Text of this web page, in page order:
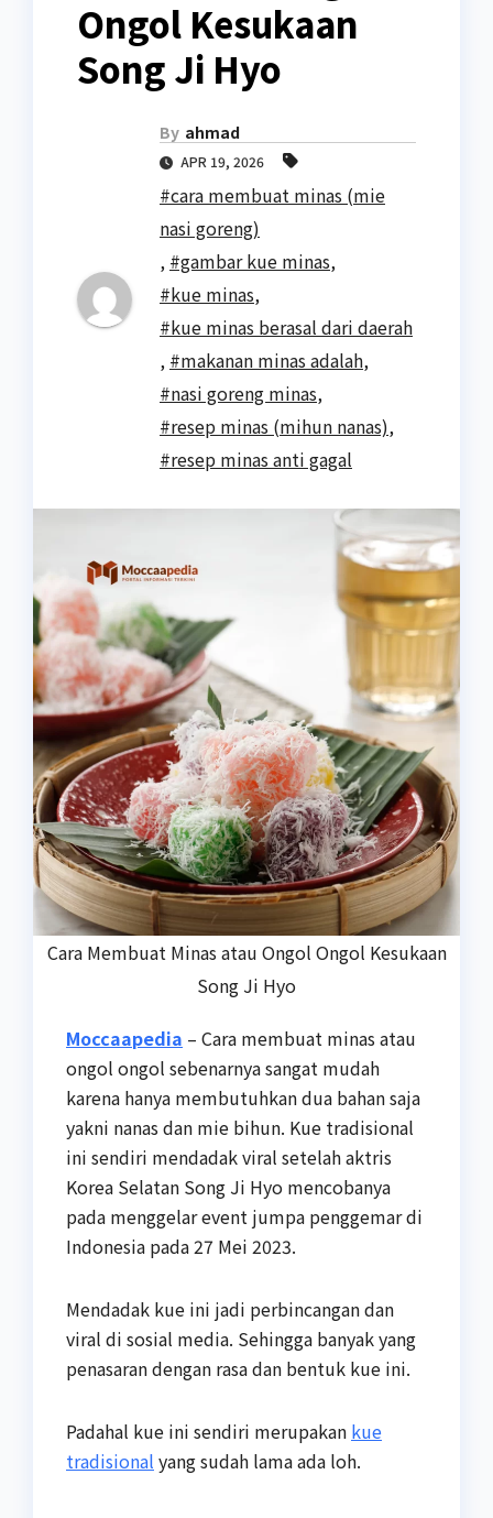
Ongol Kesukaan
Song Ji Hyo
By ahmad
APR 19, 2026
#cara membuat minas (mie
nasi goreng)
, #gambar kue minas,
#kue minas,
#kue minas berasal dari daerah
, #makanan minas adalah,
#nasi goreng minas,
#resep minas (mihun nanas),
#resep minas anti gagal
Cara Membuat Minas atau Ongol Ongol Kesukaan
Song Ji Hyo
Moccaapedia – Cara membuat minas atau
ongol ongol sebenarnya sangat mudah
karena hanya membutuhkan dua bahan saja
yakni nanas dan mie bihun. Kue tradisional
ini sendiri mendadak viral setelah aktris
Korea Selatan Song Ji Hyo mencobanya
pada menggelar event jumpa penggemar di
Indonesia pada 27 Mei 2023.
Mendadak kue ini jadi perbincangan dan
viral di sosial media. Sehingga banyak yang
penasaran dengan rasa dan bentuk kue ini.
Padahal kue ini sendiri merupakan kue
tradisional yang sudah lama ada loh.